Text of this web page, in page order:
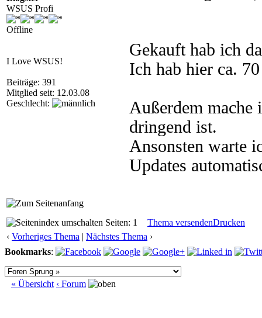
WSUS Profi
Offline
I Love WSUS!
Beiträge: 391
Mitglied seit: 12.03.08
Geschlecht:
Gekauft hab ich
Ich hab hier ca.
Außerdem mache
dringend ist.
Ansonsten warte
Updates
Seiten: 1 Thema versendenDrucken
‹ Vorheriges Thema | Nächstes Thema ›
Bookmarks:
« Übersicht ‹ Forum